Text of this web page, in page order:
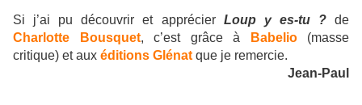
Si j’ai pu découvrir et apprécier Loup y es-tu ?de
Charlotte Bousquet, c’est grâce à Babelio
(masse
critique) et aux éditions Glénat que je remercie.
Jean-Paul